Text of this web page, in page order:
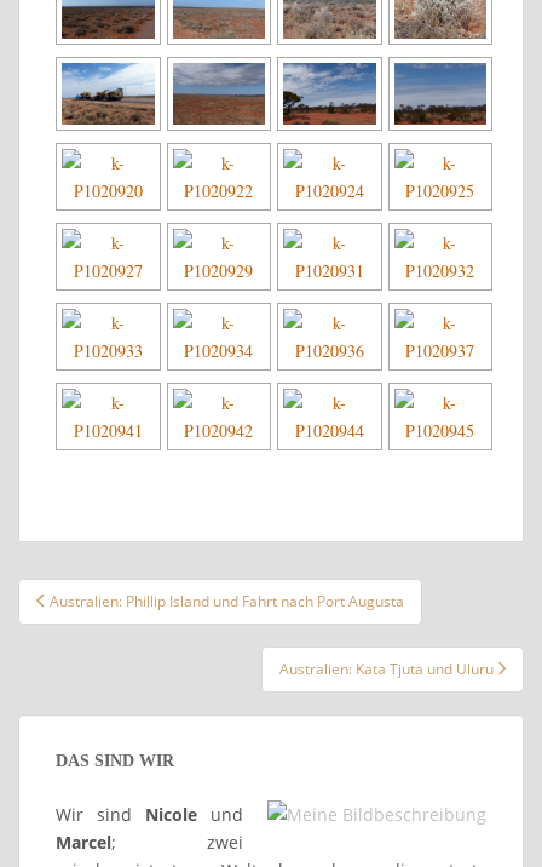
Beitragsnavigation
Australien: Phillip Island und Fahrt nach Port Augusta
Australien: Kata Tjuta und Uluru
DAS SIND WIR
Wir sind Nicole und
Marcel; zwei